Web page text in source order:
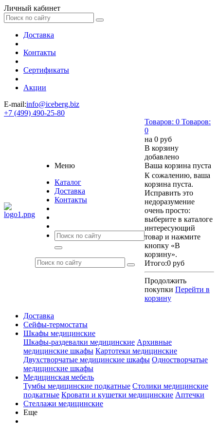
Личный кабинет
Доставка
Контакты
Сертификаты
Акции
E-mail:info@iceberg.biz
+7 (499) 490-25-80
Меню
Каталог
Доставка
Контакты
Товаров: 0 Товаров:
0
на 0 руб
В корзину
добавлено
Ваша корзина пуста
К сожалению, ваша
корзина пуста.
Исправить это
недоразумение
очень просто:
выберите в каталоге
интересующий
товар и нажмите
кнопку «В
корзину».
Итого:0 руб
Продолжить
покупки Перейти в
корзину
Доставка
Сейфы-термостаты
Шкафы медицинские
Шкафы-раздевалки медицинские Архивные
медицинские шкафы Картотеки медицинские
Двухстворчатые медицинские шкафы Одностворчатые
медицинские шкафы
Медицинская мебель
Тумбы медицинские подкатные Столики медицинские
подкатные Кровати и кушетки медицинские Аптечки
Стеллажи медицинские
Еще